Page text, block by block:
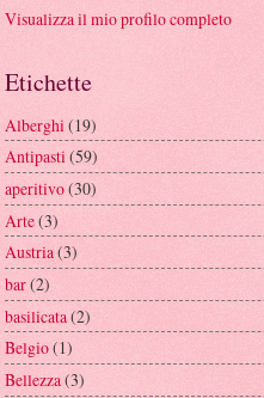
Visualizza il mio profilo completo
Etichette
Alberghi (19)
Antipasti(59)
aperitivo(30)
Arte(3)
Austria(3)
bar(2)
basilicata (2)
Belgio(1)
Bellezza(3)